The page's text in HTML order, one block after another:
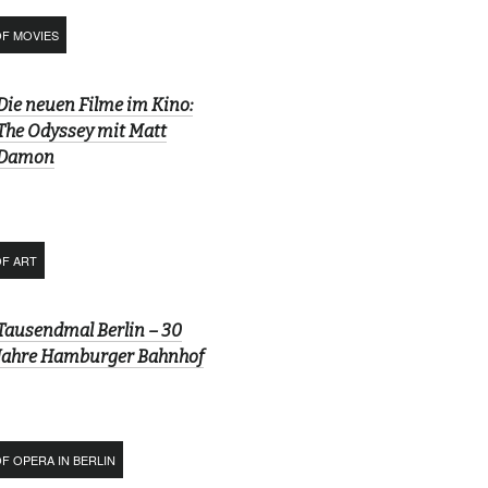
MOVIES
neuen Filme im Kino:
Odyssey mit Matt
ART
Berlin – 30
Hamburger Bahnhof
OPERA IN BERLIN